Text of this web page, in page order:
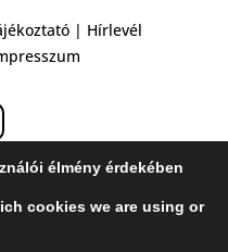
| Hírlevél
élmény érdekében
cookies we are using or